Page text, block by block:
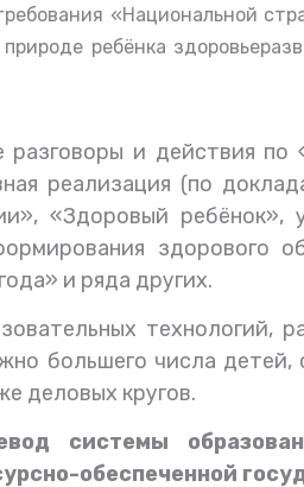
«Национальной
ребёнка
и действия
реализация (по
«Здоровый ребёнок»,
здорового
и ряда других.
технологий,
большего числа детей,
деловых кругов.
системы
обеспеченной